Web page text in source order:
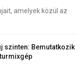
amelyek közül az
szinten: Bemutatkozik